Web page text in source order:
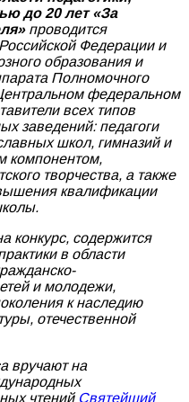
до 20 лет «За
проводится
Федерации и
образования и
Полномочного
федеральном
всех типов
заведений: педагоги
школ, гимназий и
компонентом,
творчества, а также
квалификации
конкурс, содержится
в области
и молодежи,
к наследию
отечественной
вручают на
чтений Святейший